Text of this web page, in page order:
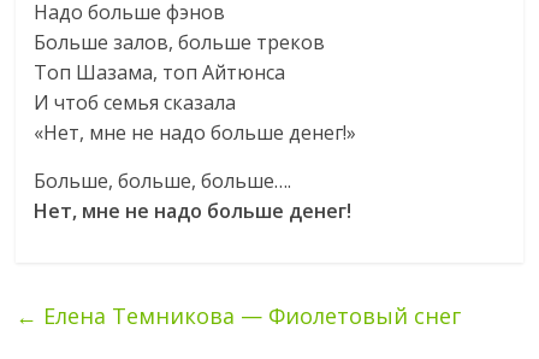
Надо больше фэнов
Больше залов, больше треков
Топ Шазама, топ Айтюнса
И чтоб семья сказала
«Нет, мне не надо больше денег!»
Больше, больше, больше….
Нет, мне не надо больше денег!
← Елена Темникова — Фиолетовый снег